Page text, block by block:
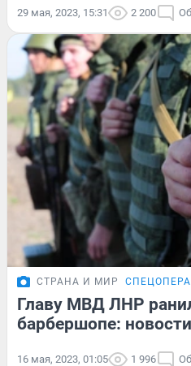
29 мая, 2023, 15:31 2 200
СТРАНА И МИР
Главу МВД ЛНР
барбершопе:
16 мая, 2023, 01:05 1 996